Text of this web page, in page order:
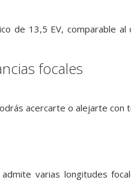
de 13,5 EV, comparable
focales
acercarte o alejarte con
varias longitudes